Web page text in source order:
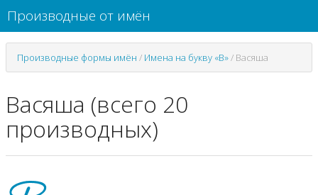
Производные от имён
Производные формы имён / Имена на букву «В»/ Васяша
Васяша (всего 20
производных)